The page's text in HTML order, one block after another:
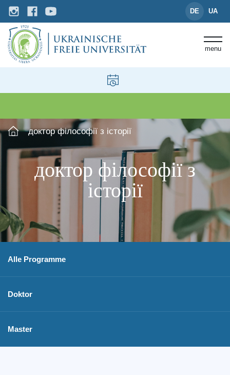
DE UA
menu
доктор філософії з історії
доктор філософії з
історії
Alle Programme
Doktor
Master